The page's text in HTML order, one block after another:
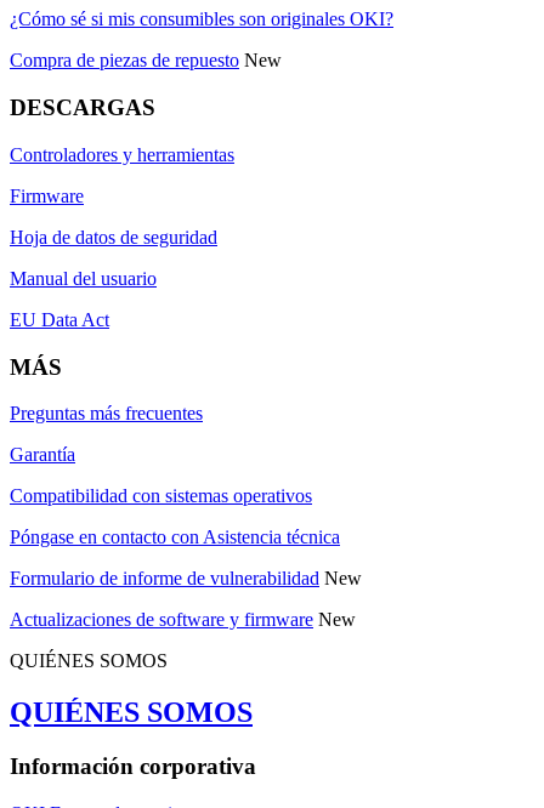
¿Cómo sé si mis consumibles son originales OKI?
Compra de piezas de repuesto New
DESCARGAS
Controladores y herramientas
Firmware
Hoja de datos de seguridad
Manual del usuario
EU Data Act
MÁS
Preguntas más frecuentes
Garantía
Compatibilidad con sistemas operativos
Póngase en contacto con Asistencia técnica
Formulario de informe de vulnerabilidad New
Actualizaciones de software y firmware New
QUIÉNES SOMOS
QUIÉNES SOMOS
Información corporativa